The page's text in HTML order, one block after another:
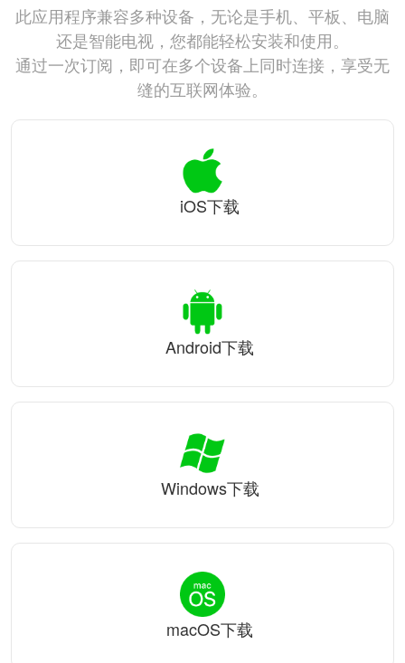
此应用程序兼容多种设备，无论是手机、平板、电脑
还是智能电视，您都能轻松安装和使用。
通过一次订阅，即可在多个设备上同时连接，享受无
缝的互联网体验。
iOS下载
Android下载
Windows下载
macOS下载